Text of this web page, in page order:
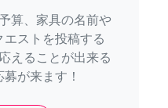
算、家具の名前や
ストを投稿する
えることが出来る
が来ます！